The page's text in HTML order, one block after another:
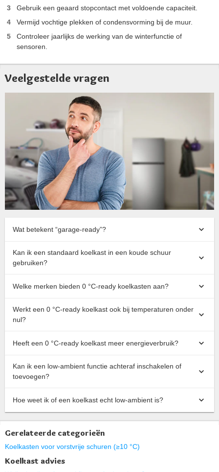
Gebruik een geaard stopcontact met voldoende capaciteit.
Vermijd vochtige plekken of condensvorming bij de muur.
Controleer jaarlijks de werking van de winterfunctie of
sensoren.
Veelgestelde vragen
Wat betekent “garage-ready”?
Kan ik een standaard koelkast in een koude schuur
gebruiken?
Welke merken bieden 0 °C-ready koelkasten aan?
Werkt een 0 °C-ready koelkast ook bij temperaturen onder
nul?
Heeft een 0 °C-ready koelkast meer energieverbruik?
Kan ik een low-ambient functie achteraf inschakelen of
toevoegen?
Hoe weet ik of een koelkast echt low-ambient is?
Gerelateerde categorieën
Koelkasten voor vorstvrije schuren (≥10 °C)
Koelkast advies